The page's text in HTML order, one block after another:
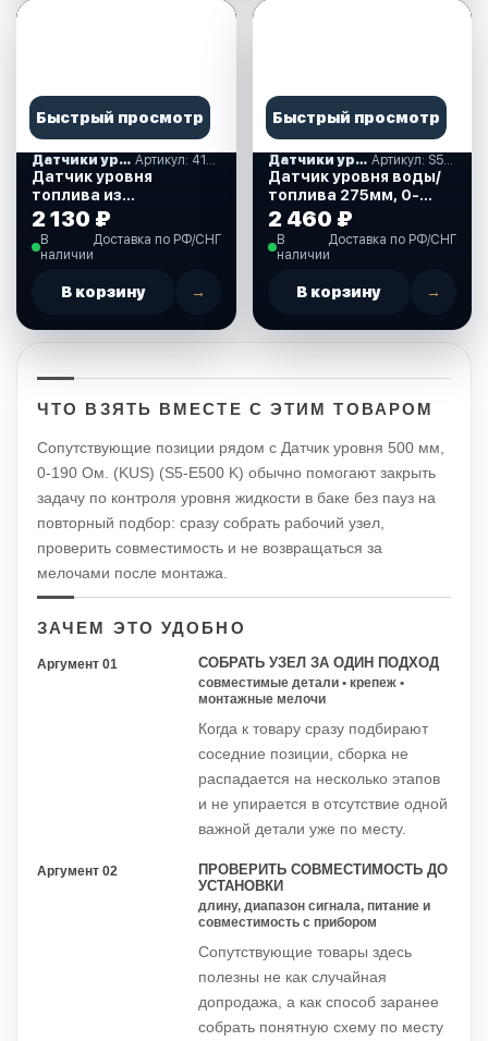
Быстрый просмотр
Датчики уровня жидкости Артикул: 410234
Датчик уровня
топлива из
нержавеющей стали,
390 мм., 0-190 Ом.
(410234)
2 130 ₽
В
наличии
Доставка по РФ/СНГ
В корзину →
Быстрый просмотр
Датчики уровня жидкости Артикул: S5-E275 K
Датчик уровня воды/
топлива 275мм, 0-
190ohm (S5-E275 K)
2 460 ₽
В
наличии
Доставка по РФ/СНГ
В корзину →
ЧТО ВЗЯТЬ ВМЕСТЕ С ЭТИМ ТОВАРОМ
Сопутствующие позиции рядом с Датчик уровня 500 мм,
0-190 Ом. (KUS) (S5-E500 K) обычно помогают закрыть
задачу по контроля уровня жидкости в баке без пауз на
повторный подбор: сразу собрать рабочий узел,
проверить совместимость и не возвращаться за
мелочами после монтажа.
ЗАЧЕМ ЭТО УДОБНО
Аргумент 01 СОБРАТЬ УЗЕЛ ЗА ОДИН ПОДХОД
совместимые детали • крепеж •
монтажные мелочи
Когда к товару сразу подбирают
соседние позиции, сборка не
распадается на несколько этапов
и не упирается в отсутствие одной
важной детали уже по месту.
Аргумент 02
ПРОВЕРИТЬ СОВМЕСТИМОСТЬ ДО
УСТАНОВКИ
длину, диапазон сигнала, питание и
совместимость с прибором
Сопутствующие товары здесь
полезны не как случайная
допродажа, а как способ заранее
собрать понятную схему по месту